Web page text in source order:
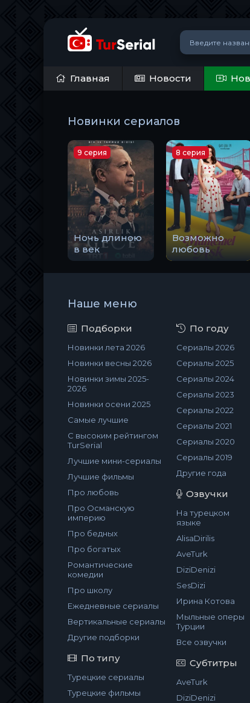
Главная Новости
Новинки сериалов
Ночь длиною
в век
9 серия
Возможно
любовь
8 серия
Наше меню
Подборки
Новинки лета 2026
Новинки весны 2026
Новинки зимы 2025-
2026
Новинки осени 2025
Самые лучшие
С высоким рейтингом
TurSerial
Лучшие мини-сериалы
Лучшие фильмы
Про любовь
Про Османскую
империю
Про бедных
Про богатых
Романтические
комедии
Про школу
Ежедневные сериалы
Вертикальные сериалы
Другие подборки
По типу
Турецкие сериалы
Турецкие фильмы
По году
Сериалы 2026
Сериалы 2025
Сериалы 2024
Сериалы 2023
Сериалы 2022
Сериалы 2021
Сериалы 2020
Сериалы 2019
Другие года
Озвучки
На турецком
языке
AlisaDirilis
AveTurk
DiziDenizi
SesDizi
Ирина Котова
Мыльные оперы
Турции
Все озвучки
Субтитры
AveTurk
DiziDenizi